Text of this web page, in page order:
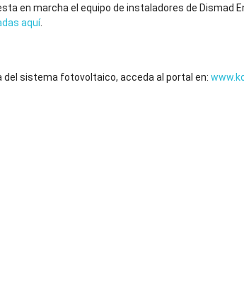
en marcha el equipo de instaladores de Dismad
aquí.
del sistema fotovoltaico, acceda al portal en: